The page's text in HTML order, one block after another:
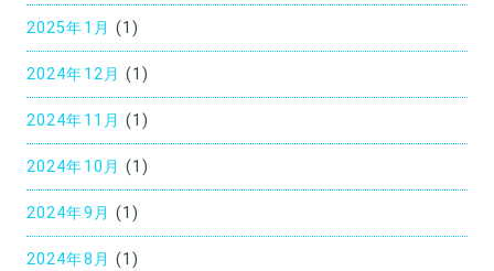
2025年1月 (1)
2024年12月 (1)
2024年11月 (1)
2024年10月 (1)
2024年9月 (1)
2024年8月 (1)